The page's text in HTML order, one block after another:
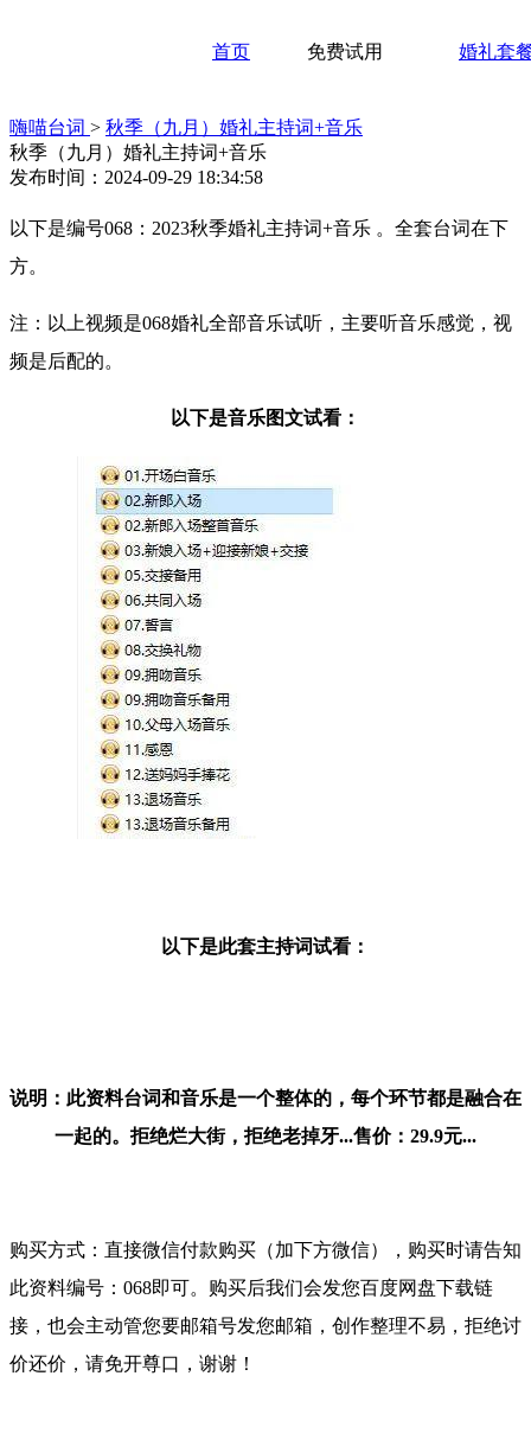
首页 免费试用 婚礼套
嗨喵台词 > 秋季（九月）婚礼主持词+音乐
秋季（九月）婚礼主持词+音乐
发布时间：2024-09-29 18:34:58
以下是编号068：2023秋季婚礼主持词+音乐 。全套台词在下
方。
注：以上视频是068婚礼全部音乐试听，主要听音乐感觉，视
频是后配的。
以下是音乐图文试看：
以下是此套主持词试看：
说明：此资料台词和音乐是一个整体的，每个环节都是融合在
一起的。拒绝烂大街，拒绝老掉牙...售价：29.9元...
购买方式：直接微信付款购买（加下方微信），购买时请告知
此资料编号：068即可。购买后我们会发您百度网盘下载链
接，也会主动管您要邮箱号发您邮箱，创作整理不易，拒绝讨
价还价，请免开尊口，谢谢！